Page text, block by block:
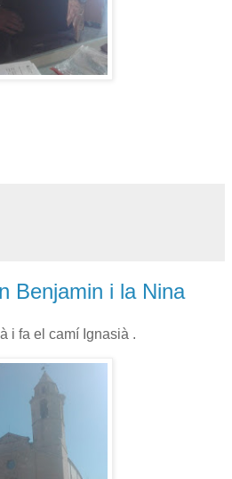
Benjamin i la Nina
i fa el camí Ignasià .